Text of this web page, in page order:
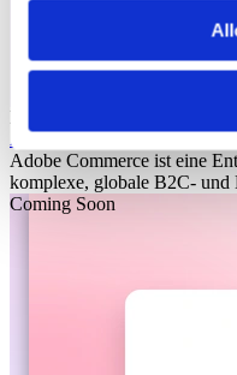
Laioutr
Adobe Commerce
Adobe Commerce ist eine
komplexe, globale B2C- und
Coming Soon